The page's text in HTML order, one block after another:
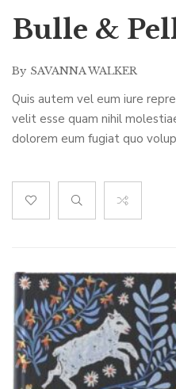
Bulle &
By SAVANNA WALKER
Quis autem vel eum iure
velit esse quam nihil
dolorem eum fugiat quo